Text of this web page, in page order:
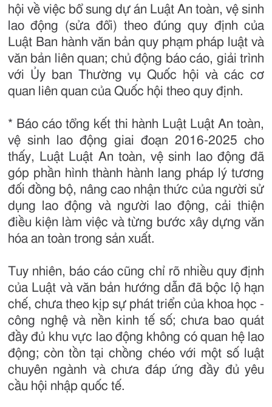
hội về việc bổ sung dự án Luật An toàn, vệ sinh
lao động (sửa đổi) theo đúng quy định của
Luật Ban hành văn bản quy phạm pháp luật và
văn bản liên quan; chủ động báo cáo, giải trình
với Ủy ban Thường vụ Quốc hội và các cơ
quan liên quan của Quốc hội theo quy định.
* Báo cáo tổng kết thi hành Luật Luật An toàn,
vệ sinh lao động giai đoạn 2016-2025 cho
thấy, Luật Luật An toàn, vệ sinh lao động đã
góp phần hình thành hành lang pháp lý tương
đối đồng bộ, nâng cao nhận thức của người sử
dụng lao động và người lao động, cải thiện
điều kiện làm việc và từng bước xây dựng văn
hóa an toàn trong sản xuất.
Tuy nhiên, báo cáo cũng chỉ rõ nhiều quy định
của Luật và văn bản hướng dẫn đã bộc lộ hạn
chế, chưa theo kịp sự phát triển của khoa học -
công nghệ và nền kinh tế số; chưa bao quát
đầy đủ khu vực lao động không có quan hệ lao
động; còn tồn tại chồng chéo với một số luật
chuyên ngành và chưa đáp ứng đầy đủ yêu
cầu hội nhập quốc tế.